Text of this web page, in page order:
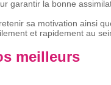
garantir la bonne
sa motivation ainsi
et rapidement au
meilleurs